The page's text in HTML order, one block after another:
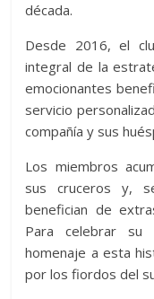
década.
Desde 2016, el
integral de la
emocionantes
servicio
compañía y sus
Los miembros
sus cruceros y,
benefician de
Para celebrar su
homenaje a esta
por los fiordos del